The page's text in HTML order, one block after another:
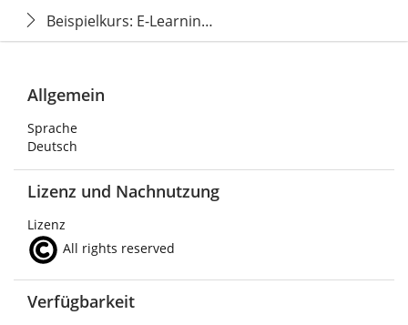
Beispielkurs: E-Learning und die Nutzung von ILIAS
Allgemein
Sprache
Deutsch
Lizenz und Nachnutzung
Lizenz
All rights reserved
Verfügbarkeit